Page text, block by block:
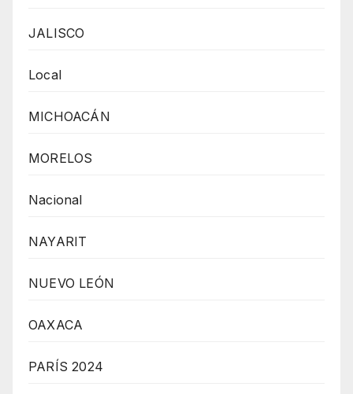
JALISCO
Local
MICHOACÁN
MORELOS
Nacional
NAYARIT
NUEVO LEÓN
OAXACA
PARÍS 2024